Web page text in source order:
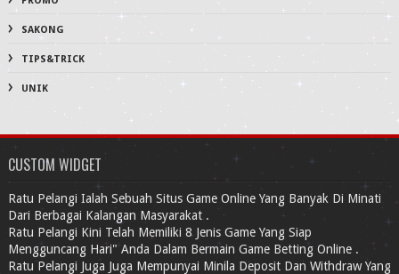
SAKONG
TIPS&TRICK
UNIK
CUSTOM WIDGET
Ratu Pelangi Ialah Sebuah Situs Game Online Yang Banyak Di Minati
Dari Berbagai Kalangan Masyarakat .
Ratu Pelangi Kini Telah Memiliki 8 Jenis Game Yang Siap
Mengguncang Hari" Anda Dalam Bermain Game Betting Online .
Ratu Pelangi Juga Juga Mempunyai Minila Deposit Dan Withdraw Yang